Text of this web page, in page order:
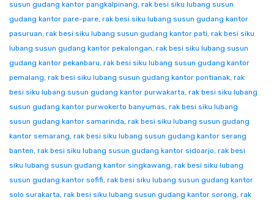
susun gudang kantor pangkalpinang, rak besi siku lubang susun
gudang kantor pare-pare, rak besi siku lubang susun gudang kantor
pasuruan, rak besi siku lubang susun gudang kantor pati, rak besi siku
lubang susun gudang kantor pekalongan, rak besi siku lubang susun
gudang kantor pekanbaru, rak besi siku lubang susun gudang kantor
pemalang, rak besi siku lubang susun gudang kantor pontianak, rak
besi siku lubang susun gudang kantor purwakarta, rak besi siku lubang
susun gudang kantor purwokerto banyumas, rak besi siku lubang
susun gudang kantor samarinda, rak besi siku lubang susun gudang
kantor semarang, rak besi siku lubang susun gudang kantor serang
banten, rak besi siku lubang susun gudang kantor sidoarjo, rak besi
siku lubang susun gudang kantor singkawang, rak besi siku lubang
susun gudang kantor sofifi, rak besi siku lubang susun gudang kantor
solo surakarta, rak besi siku lubang susun gudang kantor sorong, rak